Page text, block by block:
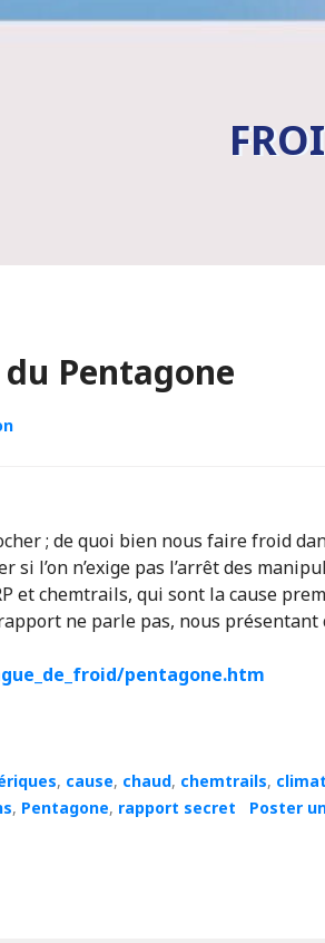
Pentagone
; de quoi bien nous faire froid
si l’on n’exige pas l’arrêt des
et chemtrails, qui sont la cause
ne parle pas, nous présentant
pentagone.htm
, cause, chaud, chemtrails,
, Pentagone, rapport secret Poster